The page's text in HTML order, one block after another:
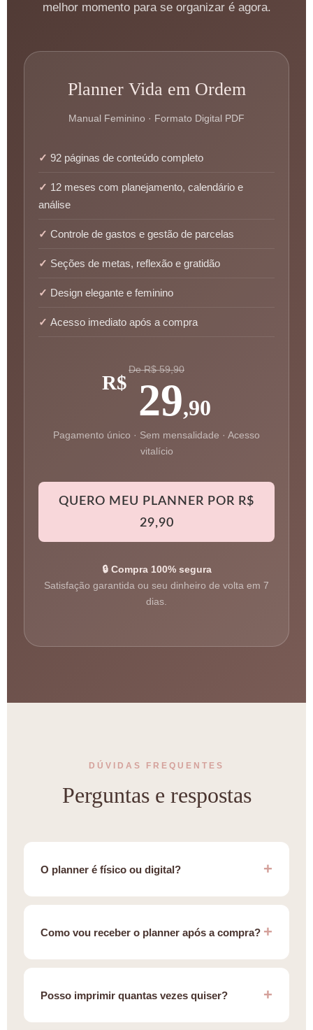
melhor momento para se organizar é agora.
Planner Vida em Ordem
Manual Feminino · Formato Digital PDF
92 páginas de conteúdo completo
12 meses com planejamento, calendário e
análise
Controle de gastos e gestão de parcelas
Seções de metas, reflexão e gratidão
Design elegante e feminino
Acesso imediato após a compra
De R$ 59,90
R$ 29,90
Pagamento único · Sem mensalidade · Acesso
vitalício
QUERO MEU PLANNER POR R$
29,90
🔒 Compra 100% segura
Satisfação garantida ou seu dinheiro de volta em 7
dias.
DÚVIDAS FREQUENTES
Perguntas e respostas
O planner é físico ou digital?
Como vou receber o planner após a compra?
Posso imprimir quantas vezes quiser?